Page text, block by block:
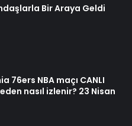
Bir Araya Geldi
76ers NBA maçı CANLI
nasıl izlenir? 23 Nisan